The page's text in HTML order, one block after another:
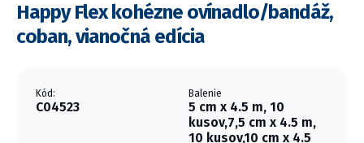
Happy Flex kohézne ovínadlo/bandáž,
coban, vianočná edícia
Kód:
C04523
Balenie
5 cm x 4.5 m, 10
kusov,7,5 cm x 4.5 m,
10 kusov,10 cm x 4.5